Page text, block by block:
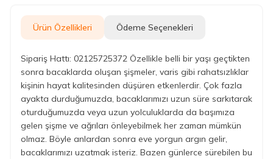
Ürün Özellikleri Ödeme Seçenekleri
Sipariş Hattı: 02125725372 Özellikle belli bir yaşı geçtikten
sonra bacaklarda oluşan şişmeler, varis gibi rahatsızlıklar
kişinin hayat kalitesinden düşüren etkenlerdir. Çok fazla
ayakta durduğumuzda, bacaklarımızı uzun süre sarkıtarak
oturduğumuzda veya uzun yolculuklarda da başımıza
gelen şişme ve ağrıları önleyebilmek her zaman mümkün
olmaz. Böyle anlardan sonra eve yorgun argın gelir,
bacaklarımızı uzatmak isteriz. Bazen günlerce sürebilen bu